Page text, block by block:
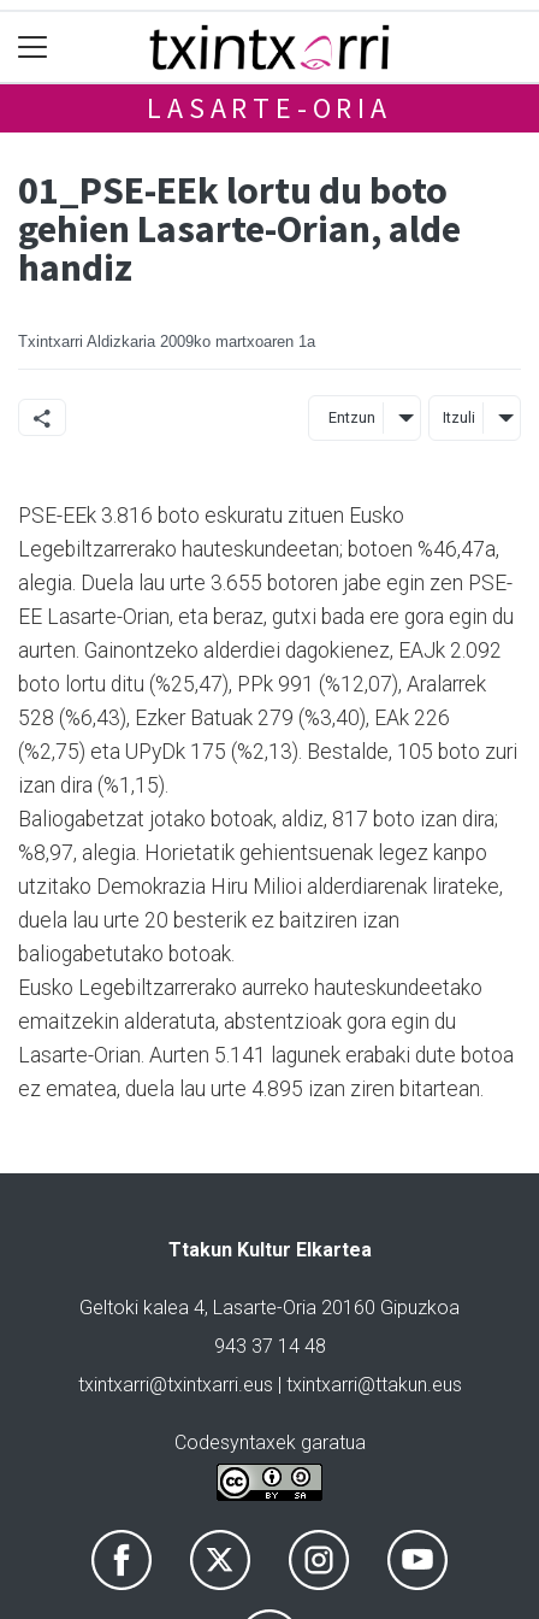
LASARTE-ORIA
01_PSE-EEk lortu du boto
gehien Lasarte-Orian, alde
handiz
Txintxarri Aldizkaria 2009ko martxoaren 1a
Entzun Itzuli
PSE-EEk 3.816 boto eskuratu zituen Eusko
Legebiltzarrerako hauteskundeetan; botoen %46,47a,
alegia. Duela lau urte 3.655 botoren jabe egin zen PSE-
EE Lasarte-Orian, eta beraz, gutxi bada ere gora egin du
aurten. Gainontzeko alderdiei dagokienez, EAJk 2.092
boto lortu ditu (%25,47), PPk 991 (%12,07), Aralarrek
528 (%6,43), Ezker Batuak 279 (%3,40), EAk 226
(%2,75) eta UPyDk 175 (%2,13). Bestalde, 105 boto zuri
izan dira (%1,15).
Baliogabetzat jotako botoak, aldiz, 817 boto izan dira;
%8,97, alegia. Horietatik gehientsuenak legez kanpo
utzitako Demokrazia Hiru Milioi alderdiarenak lirateke,
duela lau urte 20 besterik ez baitziren izan
baliogabetutako botoak.
Eusko Legebiltzarrerako aurreko hauteskundeetako
emaitzekin alderatuta, abstentzioak gora egin du
Lasarte-Orian. Aurten 5.141 lagunek erabaki dute botoa
ez ematea, duela lau urte 4.895 izan ziren bitartean.
Ttakun Kultur Elkartea
Geltoki kalea 4, Lasarte-Oria 20160 Gipuzkoa
943 37 14 48
txintxarri@txintxarri.eus | txintxarri@ttakun.eus
Codesyntaxek garatua